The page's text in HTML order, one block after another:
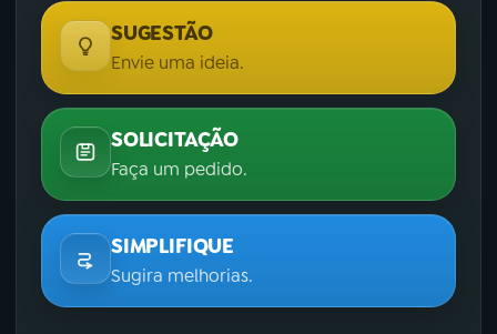
SUGESTÃO
Envie uma ideia.
SOLICITAÇÃO
Faça um pedido.
SIMPLIFIQUE
Sugira melhorias.